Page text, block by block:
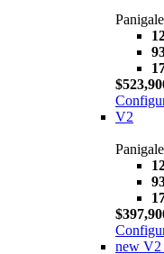
V2
new V2